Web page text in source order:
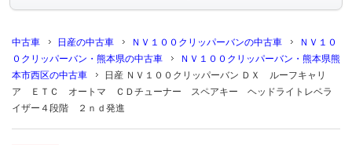
中古車 日産の中古車 ＮＶ１００クリッパーバンの中古車
ＮＶ１０
０クリッパーバン・熊本県の中古車
ＮＶ１００クリッパーバン・熊本県熊
本市西区の中古車
日産 ＮＶ１００クリッパーバン ＤＸ ルーフキャリ
ア ＥＴＣ オートマ ＣＤチューナー スペアキー ヘッドライトレベラ
イザー４段階 ２ｎｄ発進